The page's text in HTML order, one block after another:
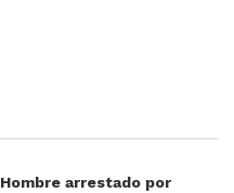
Hombre arrestado por